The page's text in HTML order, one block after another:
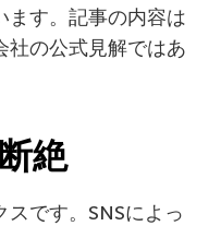
ます。記事の内容は
社の公式見解ではあ
絶
です。SNSによっ